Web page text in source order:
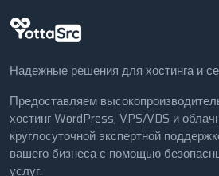
Надежные решения для хостинга и
Предоставляем
хостинг WordPress, VPS/VDS и
круглосуточной экспертной
вашего бизнеса с помощью
услуг.